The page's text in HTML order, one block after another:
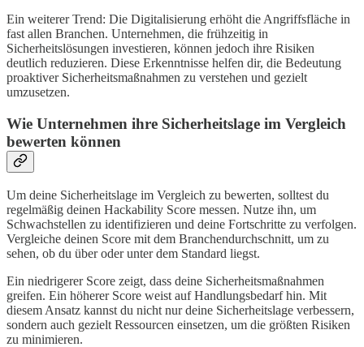
Ein weiterer Trend: Die Digitalisierung erhöht die Angriffsfläche in
fast allen Branchen. Unternehmen, die frühzeitig in
Sicherheitslösungen investieren, können jedoch ihre Risiken
deutlich reduzieren. Diese Erkenntnisse helfen dir, die Bedeutung
proaktiver Sicherheitsmaßnahmen zu verstehen und gezielt
umzusetzen.
Wie Unternehmen ihre Sicherheitslage im Vergleich
bewerten können
Um deine Sicherheitslage im Vergleich zu bewerten, solltest du
regelmäßig deinen Hackability Score messen. Nutze ihn, um
Schwachstellen zu identifizieren und deine Fortschritte zu verfolgen.
Vergleiche deinen Score mit dem Branchendurchschnitt, um zu
sehen, ob du über oder unter dem Standard liegst.
Ein niedrigerer Score zeigt, dass deine Sicherheitsmaßnahmen
greifen. Ein höherer Score weist auf Handlungsbedarf hin. Mit
diesem Ansatz kannst du nicht nur deine Sicherheitslage verbessern,
sondern auch gezielt Ressourcen einsetzen, um die größten Risiken
zu minimieren.